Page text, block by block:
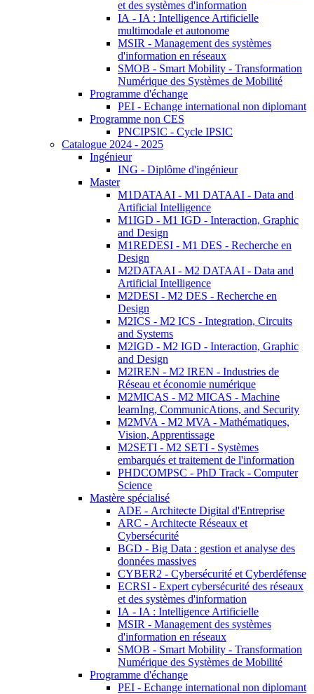
et des systèmes d'information
IA - IA : Intelligence Artificielle
multimodale et autonome
MSIR - Management des systèmes
d'information en réseaux
SMOB - Smart Mobility - Transformation
Numérique des Systèmes de Mobilité
Programme d'échange
PEI - Echange international non diplomant
Programme non CES
PNCIPSIC - Cycle IPSIC
Catalogue 2024 - 2025
Ingénieur
ING - Diplôme d'ingénieur
Master
M1DATAAI - M1 DATAAI - Data and
Artificial Intelligence
M1IGD - M1 IGD - Interaction, Graphic
and Design
M1REDESI - M1 DES - Recherche en
Design
M2DATAAI - M2 DATAAI - Data and
Artificial Intelligence
M2DESI - M2 DES - Recherche en
Design
M2ICS - M2 ICS - Integration, Circuits
and Systems
M2IGD - M2 IGD - Interaction, Graphic
and Design
M2IREN - M2 IREN - Industries de
Réseau et économie numérique
M2MICAS - M2 MICAS - Machine
learnIng, CommunicAtions, and Security
M2MVA - M2 MVA - Mathématiques,
Vision, Apprentissage
M2SETI - M2 SETI - Systèmes
embarqués et traitement de l'information
PHDCOMPSC - PhD Track - Computer
Science
Mastère spécialisé
ADE - Architecte Digital d'Entreprise
ARC - Architecte Réseaux et
Cybersécurité
BGD - Big Data : gestion et analyse des
données massives
CYBER2 - Cybersécurité et Cyberdéfense
ECRSI - Expert cybersécurité des réseaux
et des systèmes d'information
IA - IA : Intelligence Artificielle
MSIR - Management des systèmes
d'information en réseaux
SMOB - Smart Mobility - Transformation
Numérique des Systèmes de Mobilité
Programme d'échange
PEI - Echange international non diplomant